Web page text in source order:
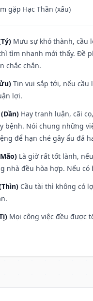
gặp Hạc Thần (xấu)
Mưu sự khó thành, cầu
tìm nhanh mới thấy. Đề
chắc chắn.
Tin vui sắp tới, nếu cầu
lợi.
Hay tranh luận, cãi
Nói chung những
để hạn ché gây ẩu đả
Là giờ rất tốt lành,
nhà đều hòa hợp. Nếu
Cầu tài thì không có
Mọi công việc đều được